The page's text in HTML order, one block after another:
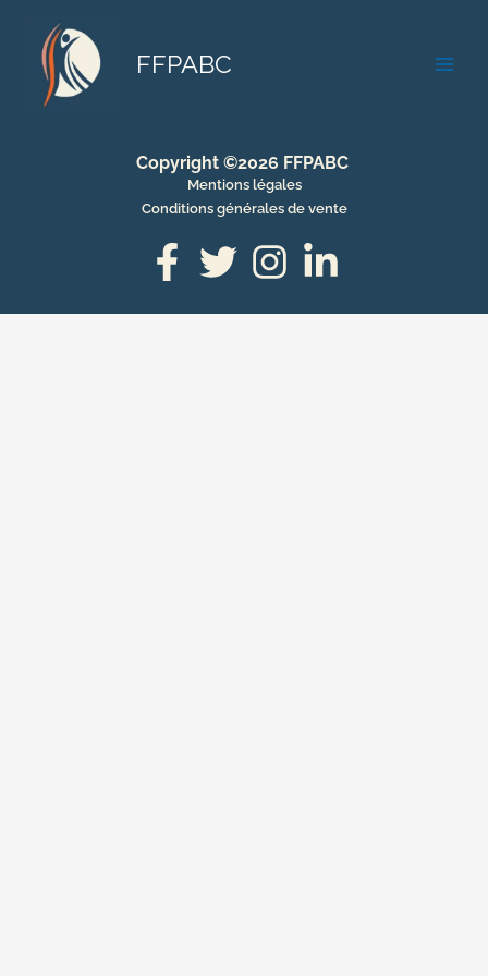
contenu
FFPABC
Copyright ©2026 FFPABC
Mentions légales
Conditions générales de vente